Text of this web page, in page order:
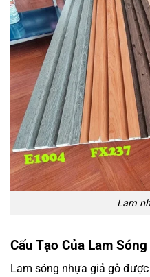
Lam
Cấu Tạo Của Lam
Lam sóng nhựa giả gỗ